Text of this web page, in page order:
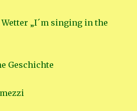
„I´m singing in the
Geschichte